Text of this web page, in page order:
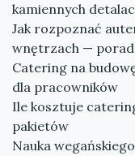
kamiennych
Jak rozpoznać
wnętrzach —
Catering na
dla pracowników
Ile kosztuje
pakietów
Nauka